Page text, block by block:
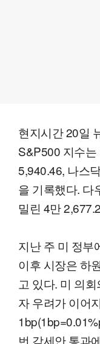
현지시간 20일
S&P500 지수
5,940.46, 나스
을 기록했다. 다
밀린 4만
지난 주 미 정부
이후 시장은 하
고 있다. 미 의
자 우려가 이어
번 감세안 통과